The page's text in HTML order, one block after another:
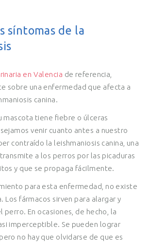
síntomas de la
en Valencia de referencia,
sobre una enfermedad que afecta a
canina.
mascota tiene fiebre o úlceras
venir cuanto antes a nuestro
contraído la leishmaniosis canina, una
a los perros por las picaduras
y que se propaga fácilmente.
para esta enfermedad, no existe
Los fármacos sirven para alargar y
perro. En ocasiones, de hecho, la
imperceptible. Se pueden lograr
no hay que olvidarse de que es